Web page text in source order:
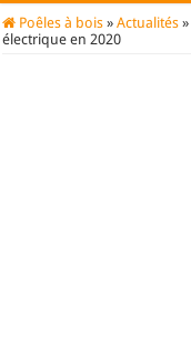
Poêles à bois » Actualités »
électrique en 2020